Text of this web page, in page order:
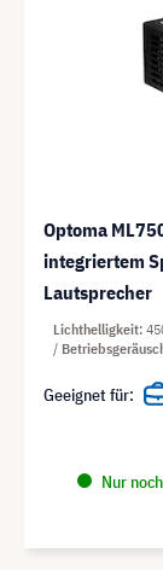
Optoma
integriertem
Lautsprecher
Nur
Lichthelligkeit
Geeignet für: